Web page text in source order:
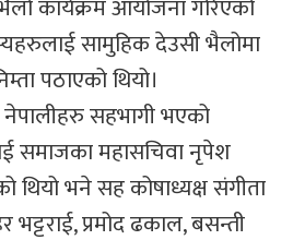
कार्यक्रम आयोजना गरिएको
सामुहिक देउसी भैलोमा
पठाएको थियो।
नेपालीहरु सहभागी भएको
समाजका महासचिवा नृपेश
थियो भने सह कोषाध्यक्ष संगीता
भट्टराई, प्रमोद ढकाल, बसन्ती